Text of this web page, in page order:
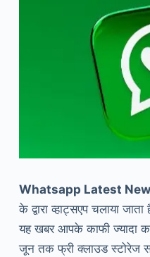
Whatsapp Latest
के द्वारा व्हाट्सएप चलाया
यह खबर आपके काफी ज्यादा
जून तक फ्री क्लाउड स्टोरेज